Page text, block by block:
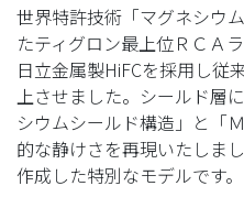
世界特許技術「マグネシウ
たティグロン最上位ＲＣＡ
日立金属製HiFCを採用し従
上させました。シールド層
シウムシールド構造」と「
的な静けさを再現いたしま
作成した特別なモデルです。